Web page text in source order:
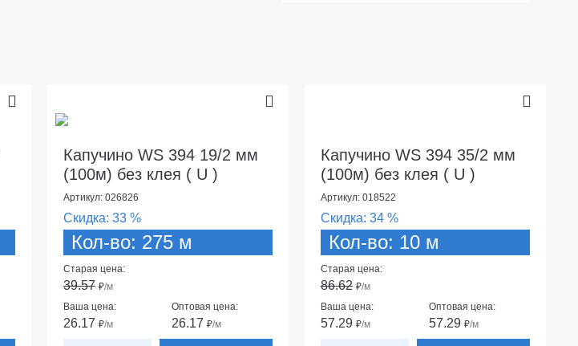
Капучино WS 394 19/2 мм
(100м) без клея ( U )
Артикул: 026826
Скидка: 33 %
Кол-во: 275 м
Старая цена:
39.57 ₽/м
Ваша цена:
26.17 ₽/м
Оптовая цена:
26.17₽/м
Капучино WS 394 35/2 мм
(100м) без клея ( U )
Артикул: 018522
Скидка: 34 %
Кол-во: 10 м
Старая цена:
86.62 ₽/м
Ваша цена:
57.29 ₽/м
Оптовая цена:
57.29₽/м